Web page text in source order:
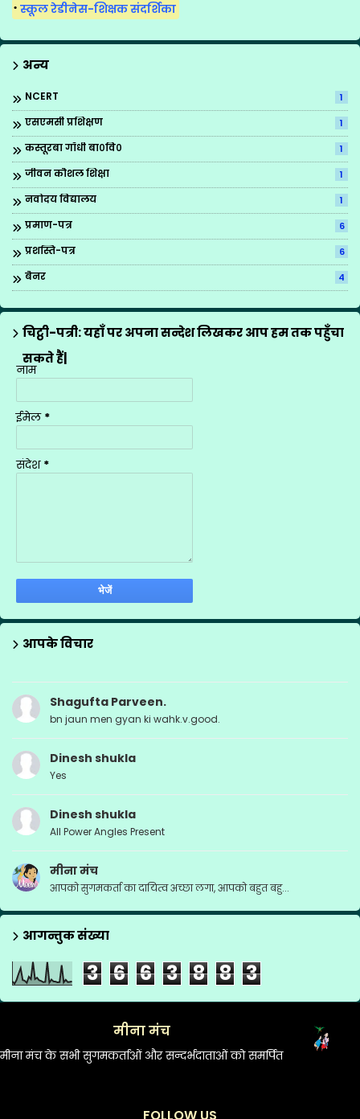
स्कूल रेडीनेस-शिक्षक संदर्शिका
अन्य
NCERT 1
एसएमसी प्रशिक्षण 1
कस्तूरबा गाँधी बा०वि० 1
जीवन कौशल शिक्षा 1
नवोदय विद्यालय 1
प्रमाण-पत्र 6
प्रशस्ति-पत्र 6
बैनर 4
मीना मंच के गीत 12
राज्य अध्यापक पुरस्कार
शासनादेश
शिक्षक प्रशिक्षण
शिक्षण योजनाएँ
सूचना
चिट्ठी-पत्री: यहाँ पर अपना सन्देश लिखकर आप हम तक पहुँचा
सकते हैं|
नाम
ईमेल *
संदेश *
आपके विचार
Shagufta Parveen.
bn jaun men gyan ki wahk.v.good.
Dinesh shukla
Yes
Dinesh shukla
All Power Angles Present
मीना मंच
आपको सुगमकर्ता का दायित्व अच्छा लगा, आपको बहुत बहु...
आगन्तुक संख्या
3 6 6 3 8 8 3
मीना मंच
मीना मंच के सभी सुगमकर्ताओं और सन्दर्भदाताओं को समर्पित